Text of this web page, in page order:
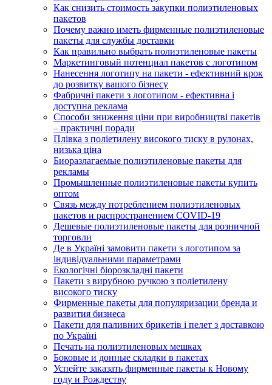
Как снизить стоимость закупки полиэтиленовых
пакетов
Почему важно иметь фирменные полиэтиленовые
пакеты для службы доставки
Как правильно выбрать полиэтиленовые пакеты
Маркетинговый потенциал пакетов с логотипом
Нанесення логотипу на пакети - ефективний крок
до розвитку вашого бізнесу
Фабричні пакети з логотипом - ефективна і
доступна реклама
Способи зниження ціни при виробництві пакетів
– практичні поради
Плівка з поліетилену високого тиску в рулонах,
низька ціна
Биоразлагаемые полиэтиленовые пакеты для
рекламы
Промышленные полиэтиленовые пакеты купить
оптом
Связь между потреблением полиэтиленовых
пакетов и распространением COVID-19
Дешевые полиэтиленовые пакеты для розничной
торговли
Де в Україні замовити пакети з логотипом за
індивідуальними параметрами
Екологічні біорозкладні пакети
Пакети з вирубною ручкою з поліетилену
високого тиску
Фирменные пакеты для популяризации бренда и
развития бизнеса
Пакети для паливних брикетів і пелет з доставкою
по Україні
Печать на полиэтиленовых мешках
Боковые и донные складки в пакетах
Успейте заказать фирменные пакеты к Новому
году и Рождеству